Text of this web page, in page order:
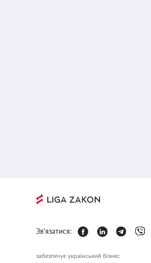
Зв'язатися:
забезпечує український бізнес